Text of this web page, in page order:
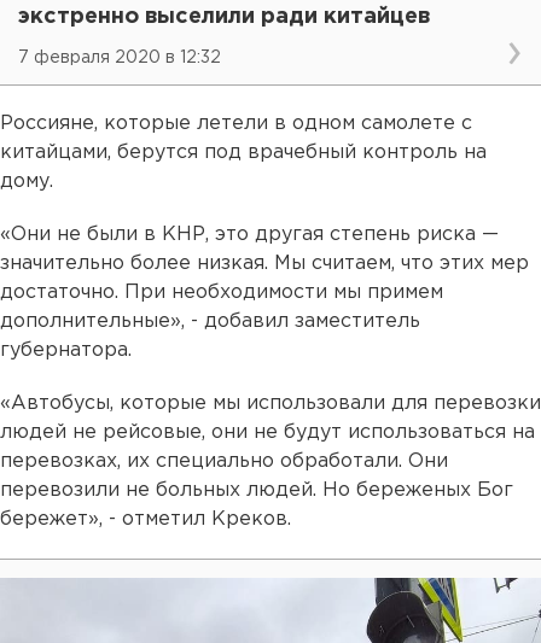
экстренно выселили ради китайцев
7 февраля 2020 в 12:32
Россияне, которые летели в одном самолете с
китайцами, берутся под врачебный контроль на
дому.
«Они не были в КНР, это другая степень риска —
значительно более низкая. Мы считаем, что этих мер
достаточно. При необходимости мы примем
дополнительные», - добавил заместитель
губернатора.
«Автобусы, которые мы использовали для перевозки
людей не рейсовые, они не будут использоваться на
перевозках, их специально обработали. Они
перевозили не больных людей. Но береженых Бог
бережет», - отметил Креков.